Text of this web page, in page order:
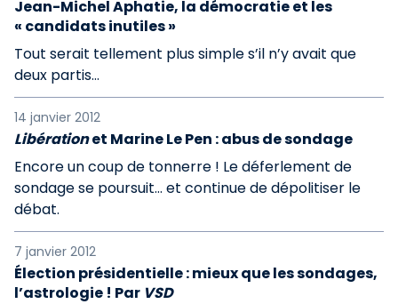
Jean-Michel Aphatie, la démocratie et les
« candidats inutiles »
Tout serait tellement plus simple s’il n’y avait que
deux partis…
14 janvier 2012
Libérationet Marine Le Pen : abus de sondage
Encore un coup de tonnerre ! Le déferlement de
sondage se poursuit… et continue de dépolitiser le
débat.
7 janvier 2012
Élection présidentielle : mieux que les sondages,
l’astrologie ! Par VSD